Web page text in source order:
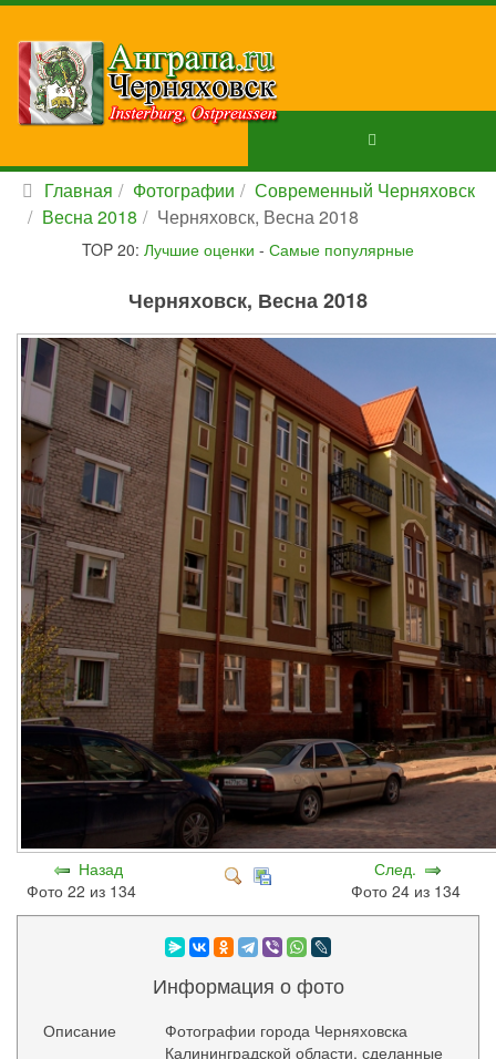
Главная Фотографии
Современный Черняховск
Весна 2018
Черняховск, Весна 2018
TOP 20: Лучшие оценки - Самые популярные
Черняховск, Весна 2018
Назад
Фото 22 из 134
След.
Фото 24 из 134
Информация о фото
Описание
Фотографии города Черняховска
Калининградской области, сделанные